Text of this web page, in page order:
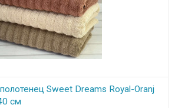
Sweet Dreams Royal-Oranj
см